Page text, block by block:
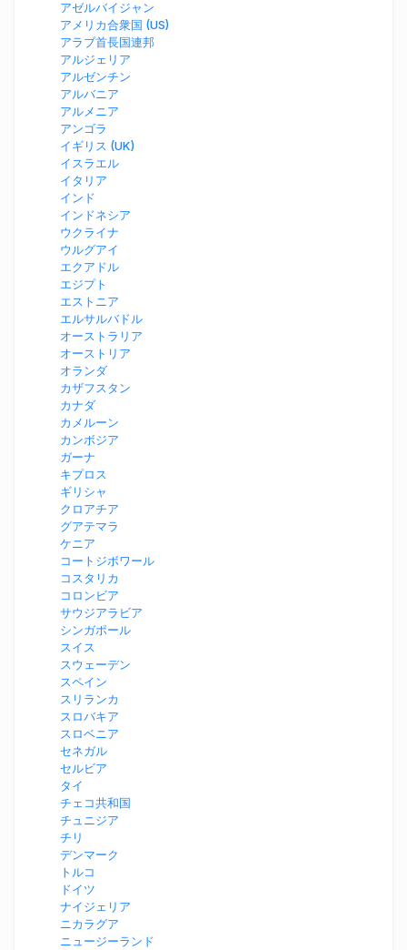
アゼルバイジャン
アメリカ合衆国 (US)
アラブ首長国連邦
アルジェリア
アルゼンチン
アルバニア
アルメニア
アンゴラ
イギリス (UK)
イスラエル
イタリア
インド
インドネシア
ウクライナ
ウルグアイ
エクアドル
エジプト
エストニア
エルサルバドル
オーストラリア
オーストリア
オランダ
カザフスタン
カナダ
カメルーン
カンボジア
ガーナ
キプロス
ギリシャ
クロアチア
グアテマラ
ケニア
コートジボワール
コスタリカ
コロンビア
サウジアラビア
シンガポール
スイス
スウェーデン
スペイン
スリランカ
スロバキア
スロベニア
セネガル
セルビア
タイ
チェコ共和国
チュニジア
チリ
デンマーク
トルコ
ドイツ
ナイジェリア
ニカラグア
ニュージーランド